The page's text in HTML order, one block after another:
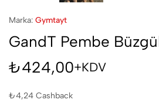
Marka: Gymtayt
GandT Pembe
₺424,00+KDV
₺4,24 Cashback